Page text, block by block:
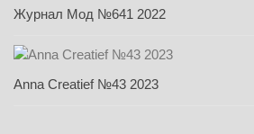
Журнал Мод №641 2022
Anna Creatief №43 2023